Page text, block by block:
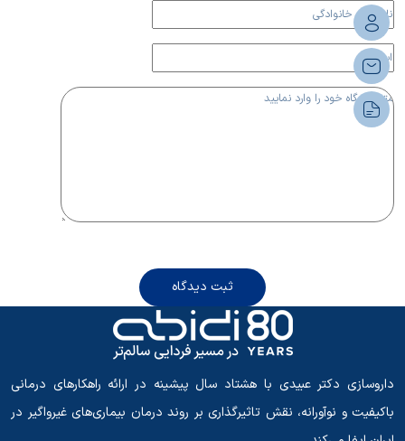
ثبت دیدگاه
داروسازی دکتر عبیدی با هشتاد سال پیشینه در ارائه راهکارهای درمانی
باکیفیت و نوآورانه، نقش تاثیرگذاری بر روند درمان بیماری‌های غیرواگیر در